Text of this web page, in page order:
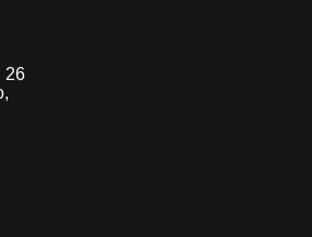
26